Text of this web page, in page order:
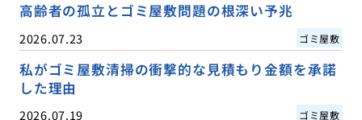
高齢者の孤立とゴミ屋敷問題の根深い予兆
2026.07.23 ゴミ屋敷
私がゴミ屋敷清掃の衝撃的な見積もり金額を承諾
した理由
2026.07.19 ゴミ屋敷